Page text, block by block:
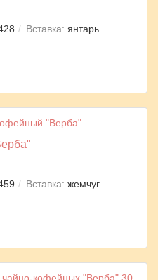
Вставка: янтарь
Вставка: жемчуг